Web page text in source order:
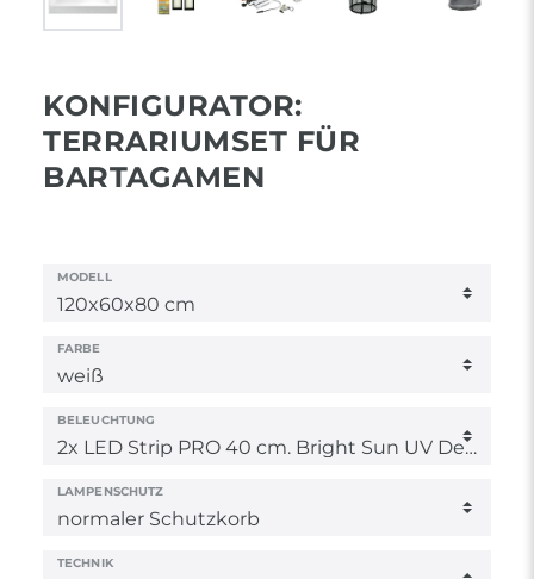
KONFIGURATOR:
TERRARIUMSET FÜR
BARTAGAMEN
MODELL
FARBE
BELEUCHTUNG
LAMPENSCHUTZ
TECHNIK